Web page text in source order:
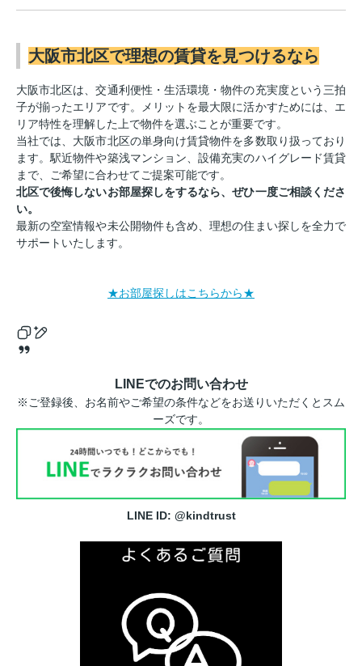
大阪市北区で理想の賃貸を見つけるなら
大阪市北区は、交通利便性・生活環境・物件の充実度という三拍
子が揃ったエリアです。メリットを最大限に活かすためには、エ
リア特性を理解した上で物件を選ぶことが重要です。
当社では、大阪市北区の単身向け賃貸物件を多数取り扱っており
ます。駅近物件や築浅マンション、設備充実のハイグレード賃貸
まで、ご希望に合わせてご提案可能です。
北区で後悔しないお部屋探しをするなら、ぜひ一度ご相談くださ
い。
最新の空室情報や未公開物件も含め、理想の住まい探しを全力で
サポートいたします。
★お部屋探しはこちらから★
LINEでのお問い合わせ
※ご登録後、お名前やご希望の条件などをお送りいただくとスム
ーズです。
LINE ID: @kindtrust